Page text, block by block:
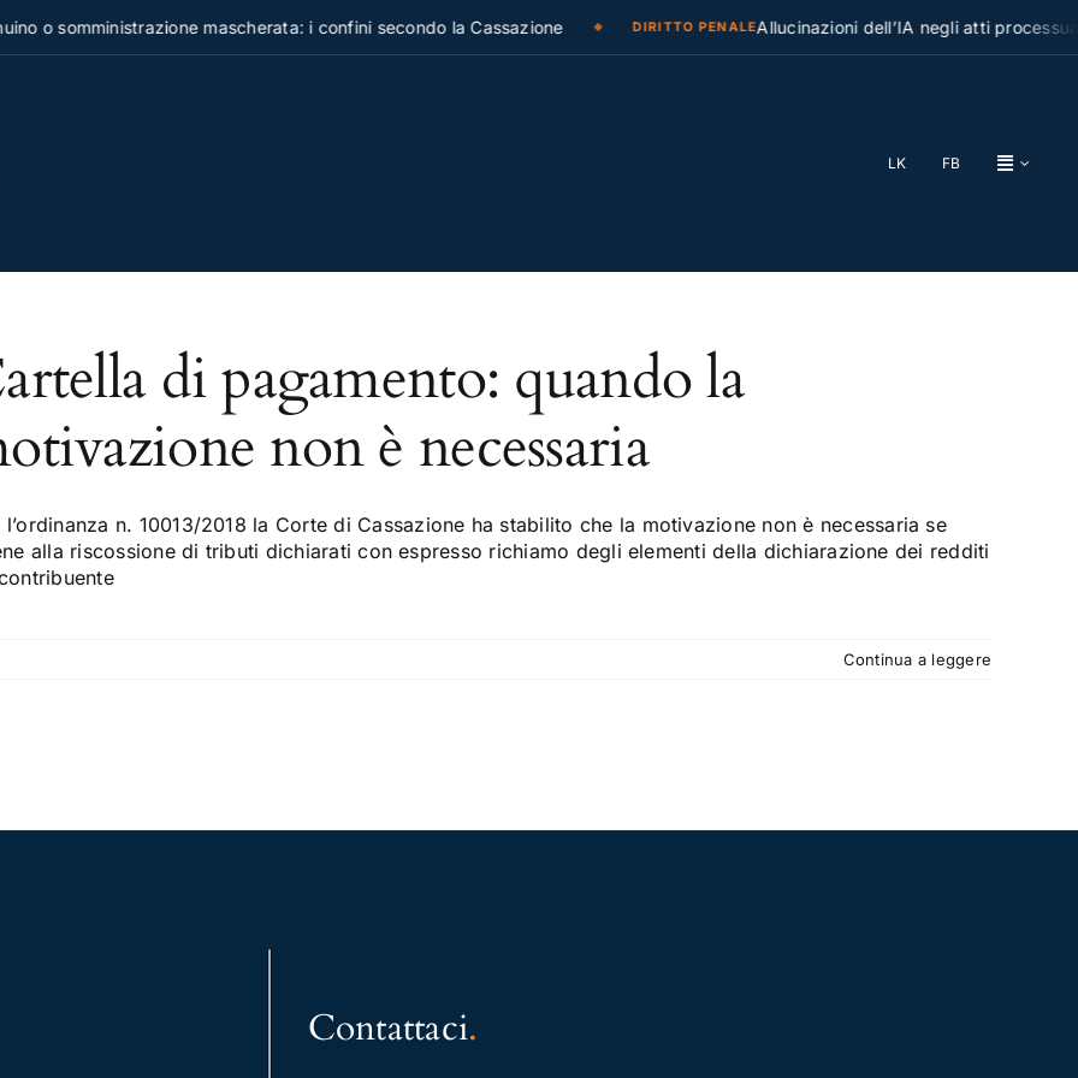
o somministrazione mascherata: i confini secondo la Cassazione DIRITTO PENALEAllucinazioni dell’IA negli atti
LK FB
di pagamento: quando la
non è necessaria
l’ordinanza n. 10013/2018 la Corte di Cassazione ha stabilito che la motivazione non è necessaria se
alla riscossione di tributi dichiarati con espresso richiamo degli elementi della dichiarazione dei redditi
Continua a leggere
Contattaci.